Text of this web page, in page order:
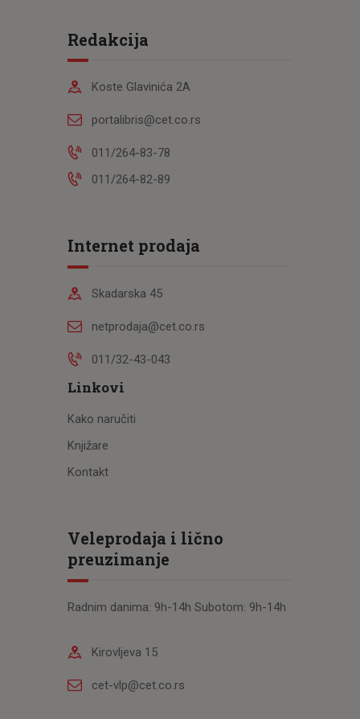
Redakcija
Koste Glavinića 2A
portalibris@cet.co.rs
011/264-83-78
011/264-82-89
Internet prodaja
Skadarska 45
netprodaja@cet.co.rs
011/32-43-043
Linkovi
Kako naručiti
Knjižare
Kontakt
Veleprodaja i lično
preuzimanje
Radnim danima: 9h-14h Subotom: 9h-14h
Kirovljeva 15
cet-vlp@cet.co.rs